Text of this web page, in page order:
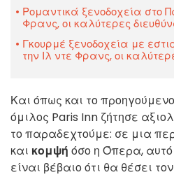
Ρομαντικά ξενοδοχεία στο
Φρανς, οι καλύτερες
Γκουρμέ ξενοδοχεία με
την Ιλ ντε Φρανς, οι
Και όπως και το προηγούμενο
όμιλος Paris Inn ζήτησε
το παραδεχτούμε: σε μια
και κομψή όσο η Όπερα, αυτό
είναι βέβαιο ότι θα θέσει